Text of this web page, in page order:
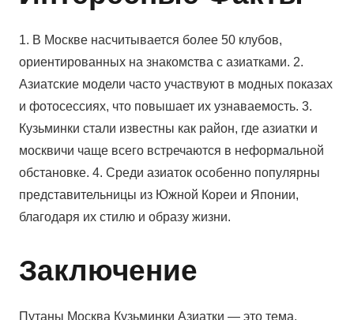
1. В Москве насчитывается более 50 клубов,
ориентированных на знакомства с азиатками. 2.
Азиатские модели часто участвуют в модных показах
и фотосессиях, что повышает их узнаваемость. 3.
Кузьминки стали известны как район, где азиатки и
москвичи чаще всего встречаются в неформальной
обстановке. 4. Среди азиаток особенно популярны
представительницы из Южной Кореи и Японии,
благодаря их стилю и образу жизни.
Заключение
Путаны Москва Кузьминки Азиатки — это тема,